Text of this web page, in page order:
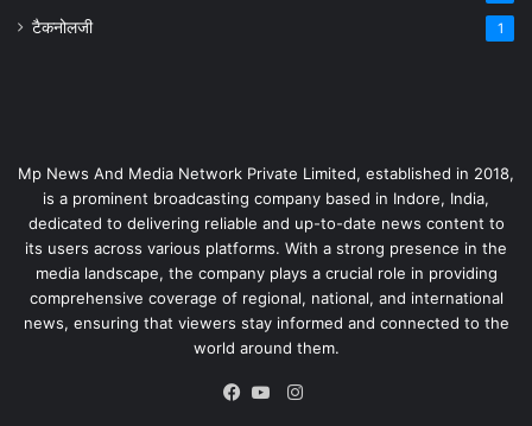
टैकनोलजी 1
Mp News And Media Network Private Limited, established in 2018,
is a prominent broadcasting company based in Indore, India,
dedicated to delivering reliable and up-to-date news content to
its users across various platforms. With a strong presence in the
media landscape, the company plays a crucial role in providing
comprehensive coverage of regional, national, and international
news, ensuring that viewers stay informed and connected to the
world around them.
Instagram